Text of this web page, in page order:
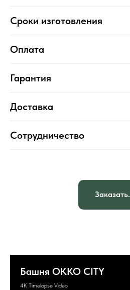
Сроки изготовления
Оплата
Гарантия
Доставка
Сотрудничество
Заказать.
Башня OKKO CITY
4K Timelapse Video